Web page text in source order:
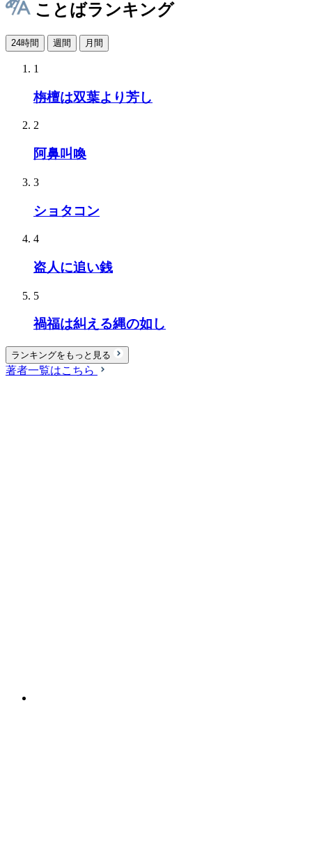
ことばランキング
24時間 週間 月間
1
栴檀は双葉より芳し
2
阿鼻叫喚
3
ショタコン
4
盗人に追い銭
5
禍福は糾える縄の如し
ランキングをもっと見る
著者一覧はこちら